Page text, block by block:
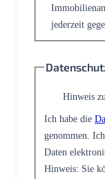
jederzeit
Hinweis
Ich habe die
genommen.
Daten
Hinweis: Sie